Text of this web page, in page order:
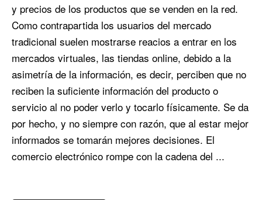
y precios de los productos que se venden en la red.
Como contrapartida los usuarios del mercado
tradicional suelen mostrarse reacios a entrar en los
mercados virtuales, las tiendas online, debido a la
asimetría de la información, es decir, perciben que no
reciben la suficiente información del producto o
servicio al no poder verlo y tocarlo físicamente. Se da
por hecho, y no siempre con razón, que al estar mejor
informados se tomarán mejores decisiones. El
comercio electrónico rompe con la cadena del ...